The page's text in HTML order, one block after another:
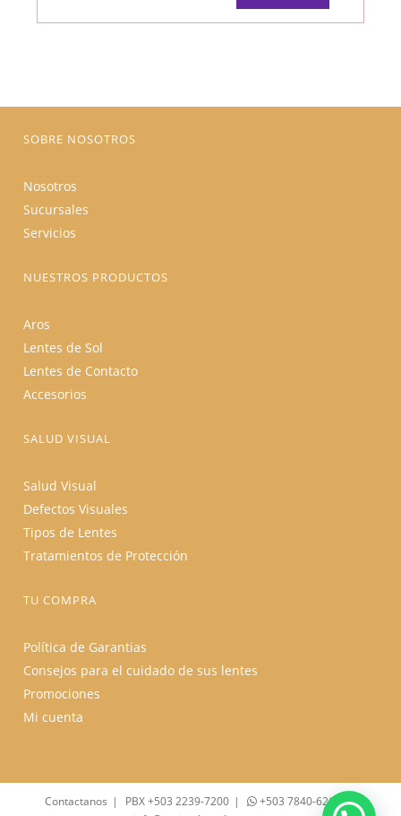
SOBRE NOSOTROS
Nosotros
Sucursales
Servicios
NUESTROS PRODUCTOS
Aros
Lentes de Sol
Lentes de Contacto
Accesorios
SALUD VISUAL
Salud Visual
Defectos Visuales
Tipos de Lentes
Tratamientos de Protección
TU COMPRA
Política de Garantias
Consejos para el cuidado de sus lentes
Promociones
Mi cuenta
Contactanos PBX +503 2239-7200
+503 7840-6262